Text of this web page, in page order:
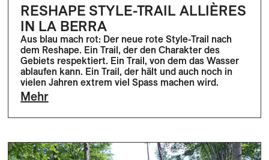
RESHAPE STYLE-TRAIL ALLIÈRES
IN LA BERRA
Aus blau mach rot: Der neue rote Style-Trail nach
dem Reshape. Ein Trail, der den Charakter des
Gebiets respektiert. Ein Trail, von dem das Wasser
ablaufen kann. Ein Trail, der hält und auch noch in
vielen Jahren extrem viel Spass machen wird.
Mehr